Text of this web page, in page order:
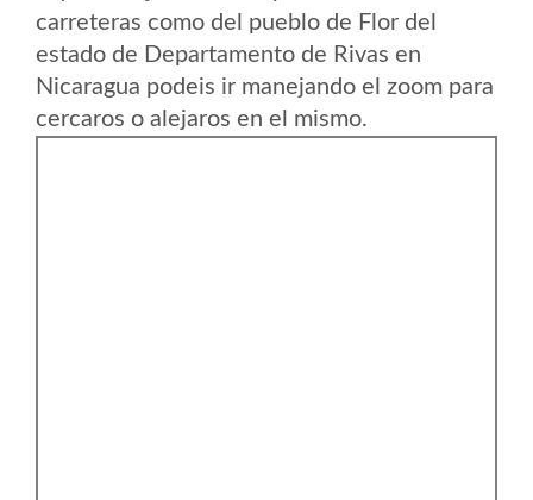
carreteras como del pueblo de Flor del
estado de Departamento de Rivas en
Nicaragua podeis ir manejando el zoom para
cercaros o alejaros en el mismo.